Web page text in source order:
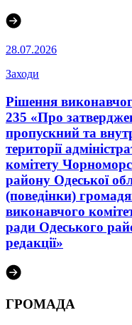
28.07.2026
Заходи
Рішення
235 «Про
пропускний та
території
комітету
району Одеської
(поведінки)
виконавчого
ради Одеського
редакції»
ГРОМАДА